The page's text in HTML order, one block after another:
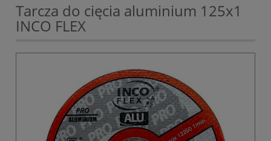
Tarcza do cięcia aluminium 125x1
INCO FLEX